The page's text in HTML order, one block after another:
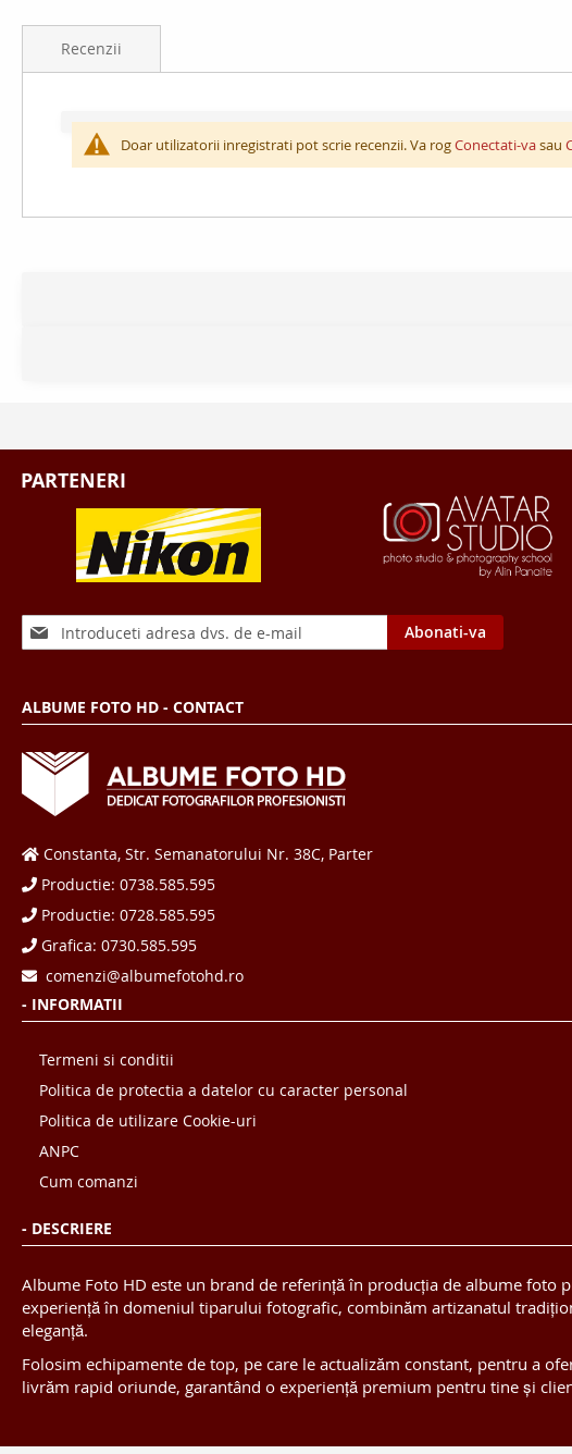
imagesRecenzii
Doar utilizatorii inregistrati pot scrie recenzii. Va rogConectati-vasau
PARTENERI
Sign
Up
Newsletter:
Abonati-va
ALBUME FOTO HD - CONTACT
Constanta, Str. Semanatorului Nr. 38C, Parter
Productie: 0738.585.595
Productie: 0728.585.595
Grafica: 0730.585.595
comenzi@albumefotohd.ro
- INFORMATII
Termeni si conditii
Politica de protectia a datelor cu caracter personal
Politica de utilizare Cookie-uri
ANPC
Cum comanzi
- DESCRIERE
Albume Foto HD este un brand de referință în producția de albume
experiență în domeniul tiparului fotografic, combinăm artizanatul
eleganță.
Folosim echipamente de top, pe care le actualizăm constant, pentru a
livrăm rapid oriunde, garantând o experiență premium pentru tine și